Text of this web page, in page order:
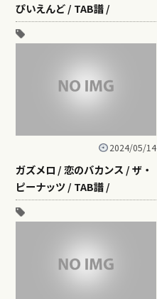
ぴいえんど / TAB譜 /
2024/05/14
ガズメロ / 恋のバカンス / ザ・
ピーナッツ / TAB譜 /